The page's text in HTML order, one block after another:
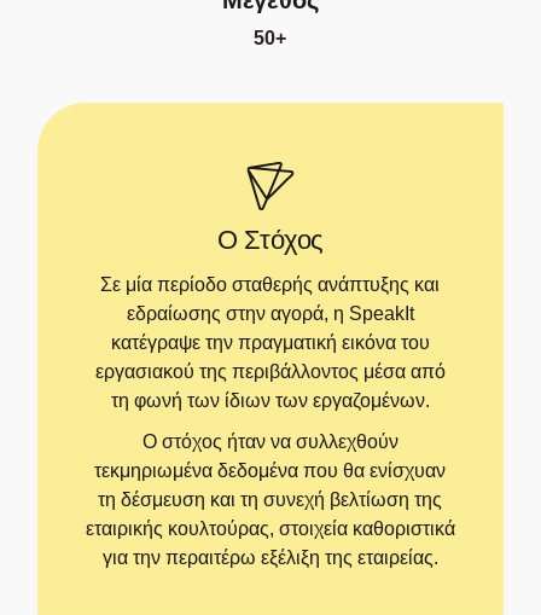
50+
Ο Στόχος
Σε μία περίοδο σταθερής ανάπτυξης και
εδραίωσης στην αγορά, η SpeakIt
κατέγραψε την πραγματική εικόνα του
εργασιακού της περιβάλλοντος μέσα από
τη φωνή των ίδιων των εργαζομένων.
Ο στόχος ήταν να συλλεχθούν
τεκμηριωμένα δεδομένα που θα ενίσχυαν
τη δέσμευση και τη συνεχή βελτίωση της
εταιρικής κουλτούρας, στοιχεία καθοριστικά
για την περαιτέρω εξέλιξη της εταιρείας.